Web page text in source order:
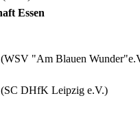
Berlin
Essen
"Am Blauen